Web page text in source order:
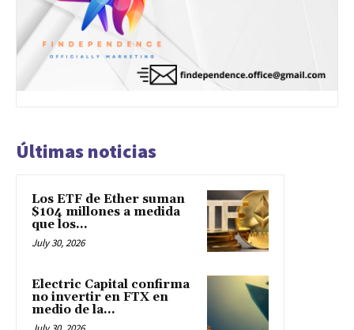
Últimas noticias
Los ETF de Ether suman
$104 millones a medida
que los...
July 30, 2026
Electric Capital confirma
no invertir en FTX en
medio de la...